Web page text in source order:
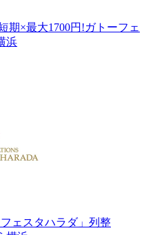
期×最大1700円!ガトーフェ
浜
ェスタハラダ」列整